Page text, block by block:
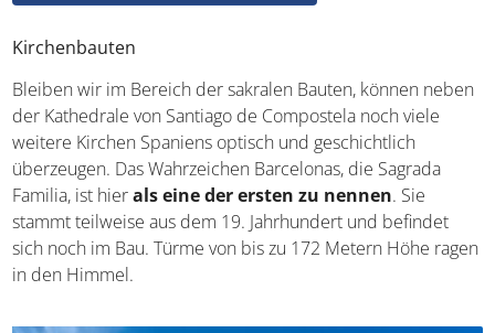
neben der Kathedrale von Santiago de Compostela noch
viele weitere Kirchen Spaniens optisch und geschichtlich
überzeugen. Das Wahrzeichen Barcelonas, die Sagrada
Familia, ist hierals eine der ersten zu nennen. Sie
stammt teilweise aus dem 19. Jahrhundert und befindet
sich noch im Bau. Türme von bis zu 172 Metern Höhe
ragen in den Himmel.